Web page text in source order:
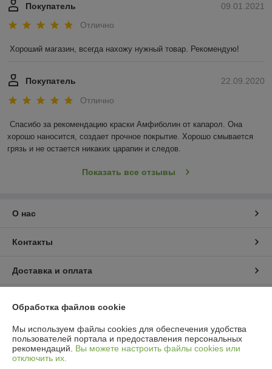
09.01.2021
Покупатель
Отлично
Хороший магазин, всегда нахожу нужный товар. Рекомендую!
22.09.2020
Покупатель
Отлично
Спасибо за рекомендацию краски Амфиболин от капарол. Она
хорошо наносится, создает прочное покрытие. Хорошо смывается
грязь и не остается никаких царапин и следов.
Показать все отзывы
О нас
Контакты
Доставка и оплата
Полная версия сайта
Политика обработки cookies
Обработка файлов cookie
Мы используем файлы cookies для обеспечения удобства
пользователей портала и предоставления персональных
рекомендаций. Вы можете настроить файлы cookies или
отключить их.